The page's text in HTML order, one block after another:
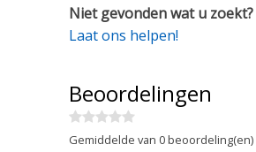
Niet gevonden wat u zoekt?
Laat ons helpen!
Beoordelingen
Gemiddelde van 0 beoordeling(en)